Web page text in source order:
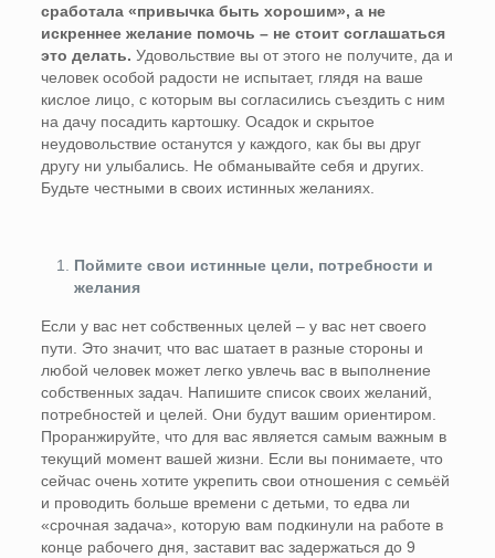
сработала «привычка быть хорошим», а не
искреннее желание помочь – не стоит соглашаться
это делать. Удовольствие вы от этого не получите, да и
человек особой радости не испытает, глядя на ваше
кислое лицо, с которым вы согласились съездить с ним
на дачу посадить картошку. Осадок и скрытое
неудовольствие останутся у каждого, как бы вы друг
другу ни улыбались. Не обманывайте себя и других.
Будьте честными в своих истинных желаниях.
Поймите свои истинные цели, потребности и
желания
Если у вас нет собственных целей – у вас нет своего
пути. Это значит, что вас шатает в разные стороны и
любой человек может легко увлечь вас в выполнение
собственных задач. Напишите список своих желаний,
потребностей и целей. Они будут вашим ориентиром.
Проранжируйте, что для вас является самым важным в
текущий момент вашей жизни. Если вы понимаете, что
сейчас очень хотите укрепить свои отношения с семьёй
и проводить больше времени с детьми, то едва ли
«срочная задача», которую вам подкинули на работе в
конце рабочего дня, заставит вас задержаться до 9